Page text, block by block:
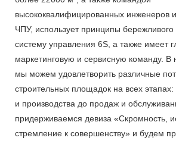
высококвалифицированных инженеров
ЧПУ, использует принципы бережливого
систему управления 6S, а также имеет
маркетинговую и сервисную команду.
мы можем удовлетворить различные
строительных площадок на всех этапах:
и производства до продаж и
придерживаемся девиза «Скромность,
стремление к совершенству» и будем